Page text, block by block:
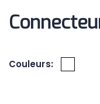
Couleurs: